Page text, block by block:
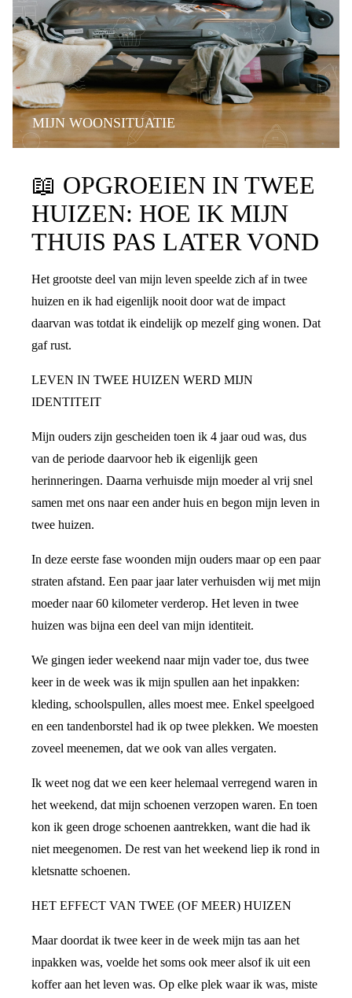
MIJN WOONSITUATIE
📖 OPGROEIEN IN TWEE
HUIZEN: HOE IK MIJN
THUIS PAS LATER VOND
Het grootste deel van mijn leven speelde zich af in twee
huizen en ik had eigenlijk nooit door wat de impact
daarvan was totdat ik eindelijk op mezelf ging wonen. Dat
gaf rust.
LEVEN IN TWEE HUIZEN WERD MIJN
IDENTITEIT
Mijn ouders zijn gescheiden toen ik 4 jaar oud was, dus
van de periode daarvoor heb ik eigenlijk geen
herinneringen. Daarna verhuisde mijn moeder al vrij snel
samen met ons naar een ander huis en begon mijn leven in
twee huizen.
In deze eerste fase woonden mijn ouders maar op een paar
straten afstand. Een paar jaar later verhuisden wij met mijn
moeder naar 60 kilometer verderop. Het leven in twee
huizen was bijna een deel van mijn identiteit.
We gingen ieder weekend naar mijn vader toe, dus twee
keer in de week was ik mijn spullen aan het inpakken:
kleding, schoolspullen, alles moest mee. Enkel speelgoed
en een tandenborstel had ik op twee plekken. We moesten
zoveel meenemen, dat we ook van alles vergaten.
Ik weet nog dat we een keer helemaal verregend waren in
het weekend, dat mijn schoenen verzopen waren. En toen
kon ik geen droge schoenen aantrekken, want die had ik
niet meegenomen. De rest van het weekend liep ik rond in
kletsnatte schoenen.
HET EFFECT VAN TWEE (OF MEER) HUIZEN
Maar doordat ik twee keer in de week mijn tas aan het
inpakken was, voelde het soms ook meer alsof ik uit een
koffer aan het leven was. Op elke plek waar ik was, miste